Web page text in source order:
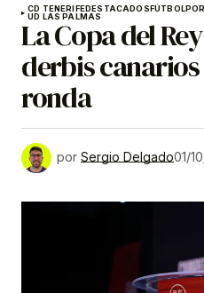
CD TENERIFEDESTACADOSFÚTBOL
UD LAS PALMAS
La Copa del
derbis
ronda
por Sergio Delgado01/